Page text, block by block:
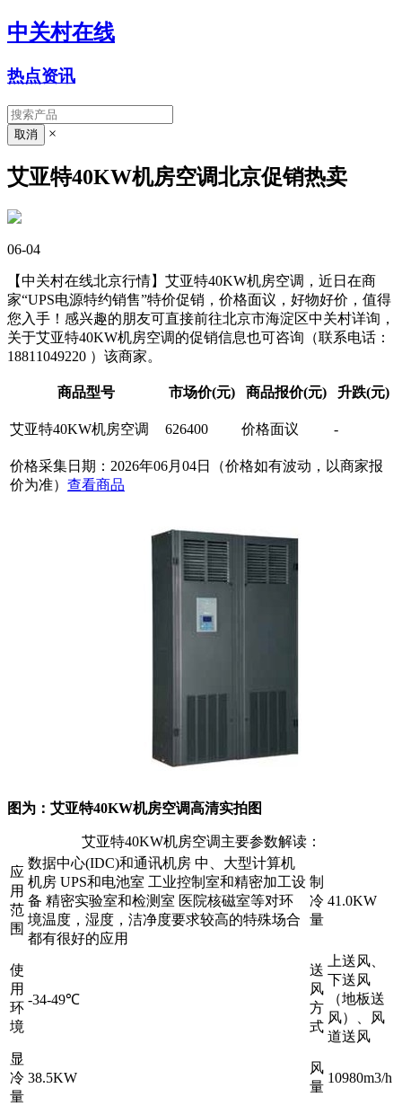
中关村在线
热点资讯
×
艾亚特40KW机房空调北京促销热卖
06-04
【中关村在线北京行情】艾亚特40KW机房空调，近日在商
家“UPS电源特约销售”特价促销，价格面议，好物好价，值得
您入手！感兴趣的朋友可直接前往北京市海淀区中关村详询，
关于艾亚特40KW机房空调的促销信息也可咨询（联系电话：
18811049220 ）该商家。
商品型号 市场价(元) 商品报价(元) 升跌(元)
艾亚特40KW机房空调 626400 价格面议 -
价格采集日期：2026年06月04日（价格如有波动，以商家报
价为准） 查看商品
图为：艾亚特40KW机房空调高清实拍图
艾亚特40KW机房空调主要参数解读：
应
用
范
围
数据中心(IDC)和通讯机房 中、大型计算机
机房 UPS和电池室 工业控制室和精密加工设
备 精密实验室和检测室 医院核磁室等对环
境温度，湿度，洁净度要求较高的特殊场合
都有很好的应用
制
冷
量
41.0KW
使
用
环
境
-34-49℃
送
风
方
式
上送风、
下送风
（地板送
风）、风
道送风
显
冷
量
38.5KW
风
量
10980m3/h